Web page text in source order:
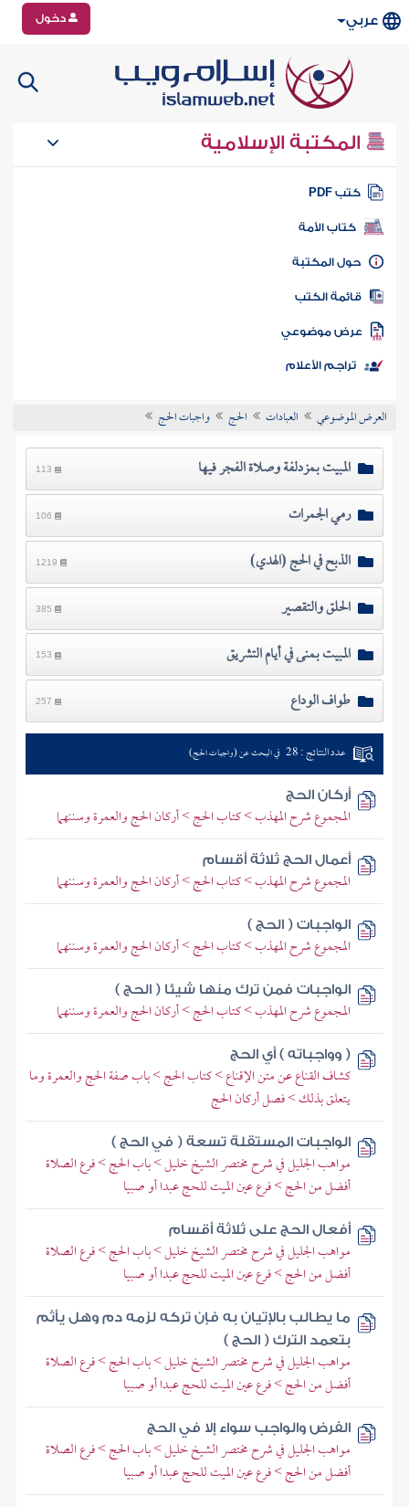
عربي دخول
المكتبة الإسلامية
كتب PDF
كتاب الأمة
المكتبة
الكتب
موضوعي
تراجم الأعلام
العرض الموضوعي العبادات الحج واجبات الحج
المبيت بمزدلفة وصلاة الفجر فيها 113
رمي الجمرات 106
الذبح في الحج (الهدي) 1219
الحلق والتقصير 385
المبيت بمنى في أيام التشريق 153
طواف الوداع 257
عدد النتائج : 28 في البحث عن (واجبات الحج)
أركان الحج
المجموع شرح المهذب > كتاب الحج > أركان الحج والعمرة وسننهما
أعمال الحج ثلاثة أقسام
المجموع شرح المهذب > كتاب الحج > أركان الحج والعمرة وسننهما
الواجبات ( الحج )
المجموع شرح المهذب > كتاب الحج > أركان الحج والعمرة وسننهما
الواجبات فمن ترك منها شيئا ( الحج )
المجموع شرح المهذب > كتاب الحج > أركان الحج والعمرة وسننهما
( وواجباته ) أي الحج
كشاف القناع عن متن الإقناع > كتاب الحج > باب صفة الحج والعمرة وما
يتعلق بذلك > فصل أركان الحج
الواجبات المستقلة تسعة ( في الحج )
مواهب الجليل في شرح مختصر الشيخ خليل > باب الحج > فرع الصلاة
أفضل من الحج > فرع عين الميت للحج عبدا أو صبيا
أفعال الحج على ثلاثة أقسام
مواهب الجليل في شرح مختصر الشيخ خليل > باب الحج > فرع الصلاة
أفضل من الحج > فرع عين الميت للحج عبدا أو صبيا
ما يطالب بالإتيان به فإن تركه لزمه دم وهل يأثم
بتعمد الترك ( الحج )
مواهب الجليل في شرح مختصر الشيخ خليل > باب الحج > فرع الصلاة
أفضل من الحج > فرع عين الميت للحج عبدا أو صبيا
الفرض والواجب سواء إلا في الحج
مواهب الجليل في شرح مختصر الشيخ خليل > باب الحج > فرع الصلاة
أفضل من الحج > فرع عين الميت للحج عبدا أو صبيا